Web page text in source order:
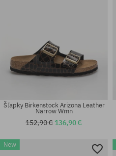
Dostupné veľkosti:
Šľapky Birkenstock Arizona Leather
Narrow Wmn
152,90 € 136,90 €
New